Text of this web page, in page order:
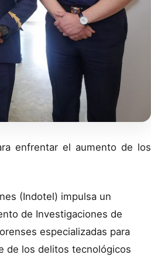
enfrentar el aumento de los
(Indotel) impulsa un
de Investigaciones de
especializadas para
de los delitos tecnológicos